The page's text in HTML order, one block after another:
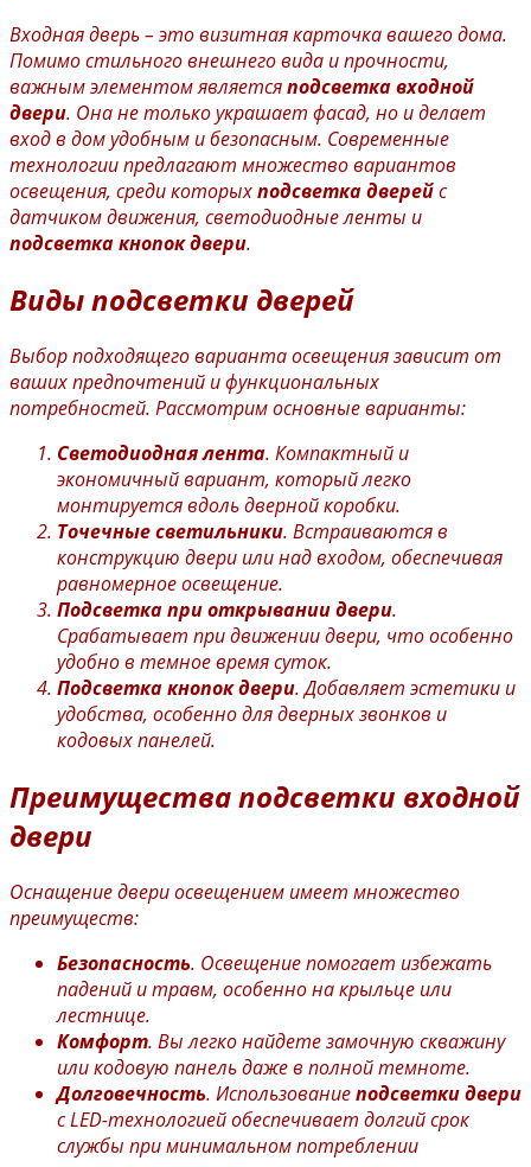
Входная дверь – это визитная карточка вашего дома.
Помимо стильного внешнего вида и прочности,
важным элементом являетсяподсветка входной
двери. Она не только украшает фасад, но и делает
вход в дом удобным и безопасным. Современные
технологии предлагают множество вариантов
освещения, среди которыхподсветка дверейс
датчиком движения, светодиодные ленты и
подсветка кнопок двери.
Видыподсветки дверей
Выбор подходящего варианта освещения зависит от
ваших предпочтений и функциональных
потребностей. Рассмотрим основные варианты:
Светодиодная лента. Компактный и
экономичный вариант, который легко
монтируется вдоль дверной коробки.
Точечные светильники. Встраиваются в
конструкцию двери или над входом, обеспечивая
равномерное освещение.
Подсветка при открывании двери.
Срабатывает при движении двери, что особенно
удобно в темное время суток.
Подсветка кнопок двери. Добавляет эстетики и
удобства, особенно для дверных звонков и
кодовых панелей.
Преимуществаподсветки входной
двери
Оснащение двери освещением имеет множество
преимуществ:
Безопасность. Освещение помогает избежать
падений и травм, особенно на крыльце или
лестнице.
Комфорт. Вы легко найдете замочную скважину
или кодовую панель даже в полной темноте.
Долговечность. Использованиеподсветки двери
с LED-технологией обеспечивает долгий срок
службы при минимальном потреблении